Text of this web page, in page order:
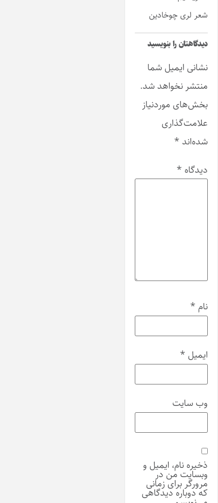
شعر لری چوخادین
دیدگاهتان را بنویسید
نشانی ایمیل شما
منتشر نخواهد شد.
بخش‌های موردنیاز
علامت‌گذاری
شده‌اند *
دیدگاه *
نام *
ایمیل *
وب‌ سایت
ذخیره نام، ایمیل و
وبسایت من در
مرورگر برای زمانی
که دوباره دیدگاهی